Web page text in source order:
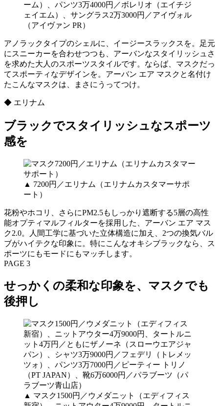
ーム）、パンツ3万4000円／ボレリオ（エイチジ
ェイエム）、サングラス2万3000円／アイヴォル
（アイヴァン PR）
アノラックタイプのシェルに、イージースラックスを。足元
にスニーカーを合わせつつも、アーバンなスタイリッシュさ
を求めた大人のスポーツスタイルです。ならば、マスクだっ
てスポーティなデザインを。アーバン エア マスクと名付け
たこんなマスクは、まさにうってつけ。
◆ エリナム
ブラックでスタイリッシュなスポーツ
感を
▲ 7200円／エリナム（エリナムカスタマーサポ
ート）
花粉やホコリ、さらにPM2.5もしっかり遮断する5層の高性
能オプティマルフィルターを採用した、アーバン エア マス
ク2.0。人間工学に基づいた立体構造に加え、2つの換気バル
ブがハイテクな印象に。特にこんなオキシブラックなら、ス
ポーツにもモードにもマッチします。
PAGE 3
せっかくの柔和な印象を、マスクでも
後押し
▲ マスク1500円／ウメダニット（エディフィス